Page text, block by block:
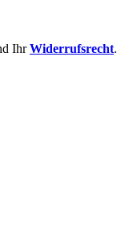
IhrWiderrufsrecht.